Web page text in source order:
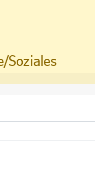
Soziales